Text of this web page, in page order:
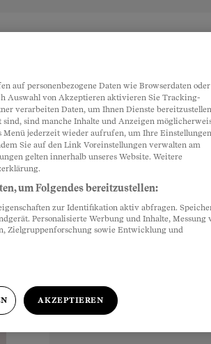
auf personenbezogene Daten wie Browserdaten oder
Auswahl von Akzeptieren aktivieren Sie Tracking-
verarbeiten Daten, um Ihnen Dienste
sind manche Inhalte und Anzeigen
Menü jederzeit wieder aufrufen, um Ihre
Sie auf den Link Voreinstellungen verwalten am
gelten innerhalb unseres Website. Weitere
um Folgendes bereitzustellen:
zur Identifikation aktiv abfragen.
Personalisierte Werbung und Inhalte, Messung
Zielgruppenforschung sowie Entwicklung und
AKZEPTIEREN